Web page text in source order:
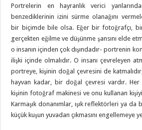
Portrelerin en hayranlık verici
benzediklerinin izini sürme olanağını
bir biçimde bile olsa. Eğer bir fotoğrafçı, bir
gerçekten eğilme ve düşünme şansını elde
o insanın içinden çok dışındadır- portrenin
ilişki içinde olmalıdır. O insanı çevreleyen
portreye, kişinin doğal çevresini de
hayvan kadar, bir doğal çevresi vardır.
kişinin fotoğraf makinesi ve onu kullanan kişiyi
Karmaşık donanımlar, ışık reflektörleri ya
küçük kuşun yuvadan çıkmasını engellemeye